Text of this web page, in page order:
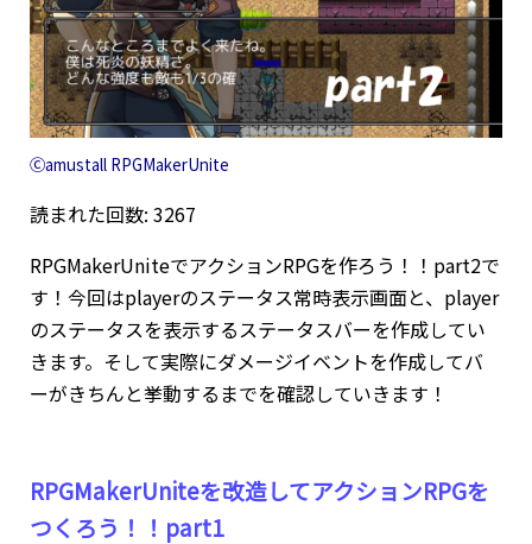
Ⓒamustall RPGMakerUnite
読まれた回数: 3267
RPGMakerUniteでアクションRPGを作ろう！！part2で
す！今回はplayerのステータス常時表示画面と、player
のステータスを表示するステータスバーを作成してい
きます。そして実際にダメージイベントを作成してバ
ーがきちんと挙動するまでを確認していきます！
RPGMakerUniteを改造してアクションRPGを
つくろう！！part1